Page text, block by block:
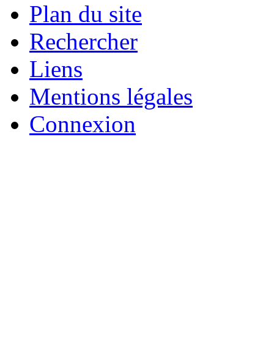
Plan du site
Rechercher
Liens
Mentions légales
Connexion